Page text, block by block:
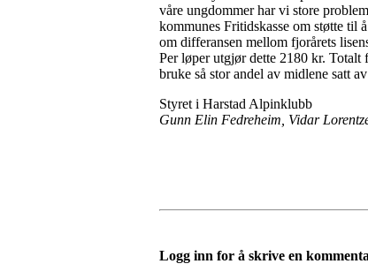
våre ungdommer har vi store
kommunes Fritidskasse om støtte til
om differansen mellom fjorårets
Per løper utgjør dette 2180 kr.
bruke så stor andel av midlene satt
Styret i Harstad Alpinklubb
Gunn Elin Fedreheim, Vidar
Logg inn for å skrive en